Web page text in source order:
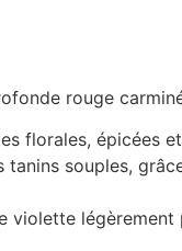
rouge
florales, épicées
souples,
violette légèrement